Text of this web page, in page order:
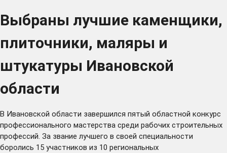
Выбраны лучшие каменщики,
плиточники, маляры и
штукатуры Ивановской
области
В Ивановской области завершился пятый областной конкурс
профессионального мастерства среди рабочих строительных
профессий. За звание лучшего в своей специальности
боролись 15 участников из 10 региональных